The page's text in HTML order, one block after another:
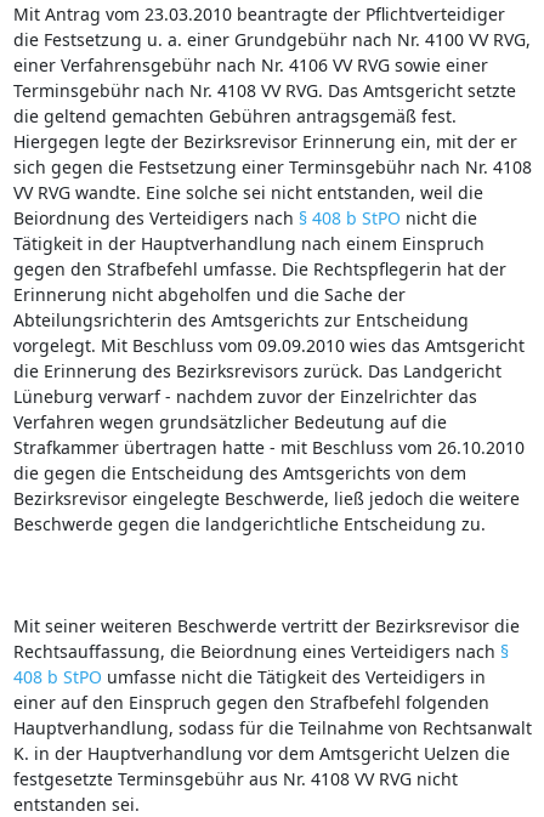
Mit Antrag vom 23.03.2010 beantragte der Pflichtverteidiger
die Festsetzung u. a. einer Grundgebühr nach Nr. 4100 VV RVG,
einer Verfahrensgebühr nach Nr. 4106 VV RVG sowie einer
Terminsgebühr nach Nr. 4108 VV RVG. Das Amtsgericht setzte
die geltend gemachten Gebühren antragsgemäß fest.
Hiergegen legte der Bezirksrevisor Erinnerung ein, mit der er
sich gegen die Festsetzung einer Terminsgebühr nach Nr. 4108
VV RVG wandte. Eine solche sei nicht entstanden, weil die
Beiordnung des Verteidigers nach § 408 b StPO nicht die
Tätigkeit in der Hauptverhandlung nach einem Einspruch
gegen den Strafbefehl umfasse. Die Rechtspflegerin hat der
Erinnerung nicht abgeholfen und die Sache der
Abteilungsrichterin des Amtsgerichts zur Entscheidung
vorgelegt. Mit Beschluss vom 09.09.2010 wies das Amtsgericht
die Erinnerung des Bezirksrevisors zurück. Das Landgericht
Lüneburg verwarf ‑ nachdem zuvor der Einzelrichter das
Verfahren wegen grundsätzlicher Bedeutung auf die
Strafkammer übertragen hatte ‑ mit Beschluss vom 26.10.2010
die gegen die Entscheidung des Amtsgerichts von dem
Bezirksrevisor eingelegte Beschwerde, ließ jedoch die weitere
Beschwerde gegen die landgerichtliche Entscheidung zu.
Mit seiner weiteren Beschwerde vertritt der Bezirksrevisor die
Rechtsauffassung, die Beiordnung eines Verteidigers nach §
408 b StPO umfasse nicht die Tätigkeit des Verteidigers in
einer auf den Einspruch gegen den Strafbefehl folgenden
Hauptverhandlung, sodass für die Teilnahme von Rechtsanwalt
K. in der Hauptverhandlung vor dem Amtsgericht Uelzen die
festgesetzte Terminsgebühr aus Nr. 4108 VV RVG nicht
entstanden sei.